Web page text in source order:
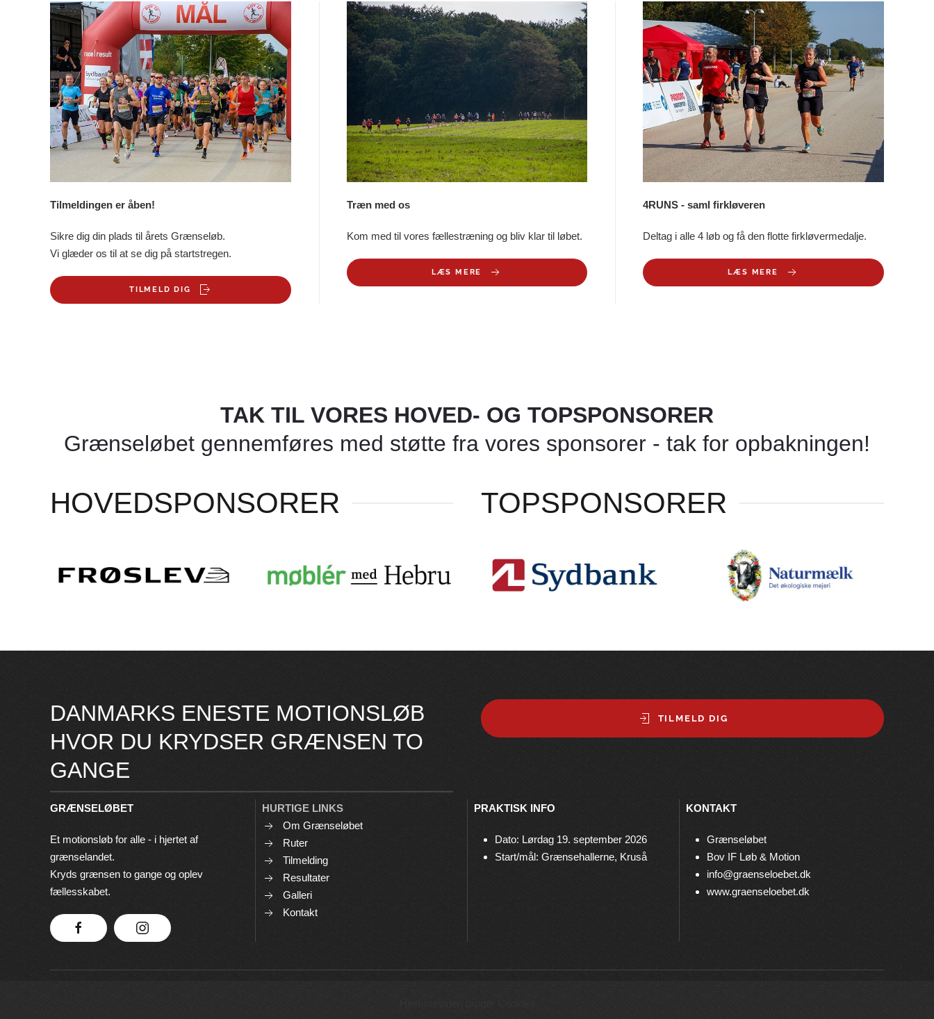
Tilmeldingen er åben!
Sikre dig din plads til årets Grænseløb.
Vi glæder os til at se dig på startstregen.
TILMELD DIG
Træn med os
Kom med til vores fællestræning og bliv klar til løbet.
LÆS MERE
4RUNS - saml firkløveren
Deltag i alle 4 løb og få den flotte firkløvermedalje.
LÆS MERE
TAK TIL VORES HOVED- OG TOPSPONSORER
Grænseløbet gennemføres med støtte fra vores sponsorer - tak for opbakningen!
HOVEDSPONSORER TOPSPONSORER
DANMARKS ENESTE MOTIONSLØB
HVOR DU KRYDSER GRÆNSEN TO
GANGE
TILMELD DIG
GRÆNSELØBET
Et motionsløb for alle - i hjertet af
grænselandet.
Kryds grænsen to gange og oplev
fællesskabet.
HURTIGE LINKS
Om Grænseløbet
Ruter
Tilmelding
Resultater
Galleri
Kontakt
PRAKTISK INFO
Dato: Lørdag 19. september 2026
Start/mål: Grænsehallerne, Kruså
KONTAKT
Grænseløbet
Bov IF Løb & Motion
info@graenseloebet.dk
www.graenseloebet.dk